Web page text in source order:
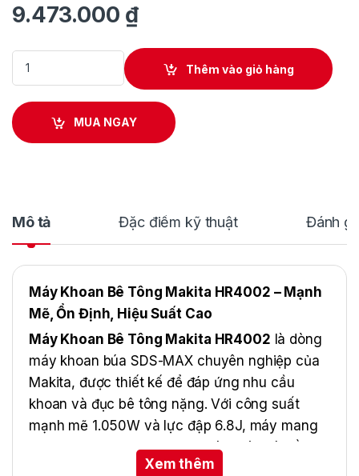
9.473.000 ₫
Máy Khoan Bê Tông Makita HR4002 quantity
Thêm vào giỏ hàng
MUA NGAY
Mô tả Đặc điểm kỹ thuật Đánh
Máy Khoan Bê Tông Makita HR4002 – Mạnh
Mẽ, Ổn Định, Hiệu Suất Cao
Máy Khoan Bê Tông Makita HR4002 là dòng
máy khoan búa SDS-MAX chuyên nghiệp của
Makita, được thiết kế để đáp ứng nhu cầu
khoan và đục bê tông nặng. Với công suất
mạnh mẽ 1.050W và lực đập 6.8J, máy mang
lại khả năng khoan nhanh, chính xác và bền bỉ
trong mọi môi trường làm việc.
Xem thêm